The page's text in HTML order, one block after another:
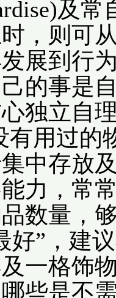
及
，则可
展到行
的事是
独立自
有用过的
中存放
力，常
数量，
好”，建
一格饰
些是不